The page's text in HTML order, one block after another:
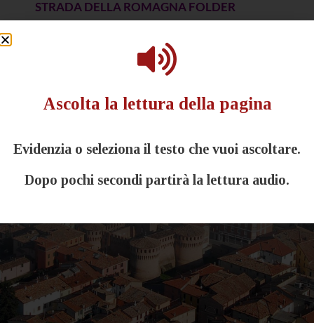
STRADA DELLA ROMAGNA FOLDER
Ascolta la lettura della pagina
Evidenzia o seleziona il testo che vuoi ascoltare.
Dopo pochi secondi partirà la lettura audio.